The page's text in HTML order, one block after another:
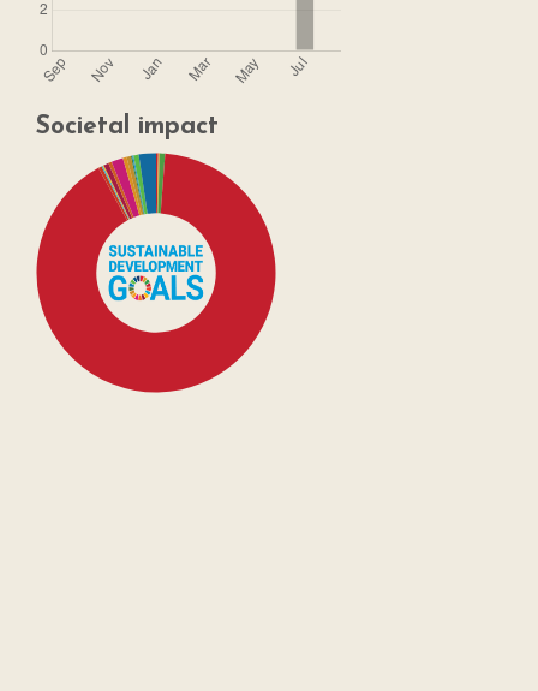
Societal impact